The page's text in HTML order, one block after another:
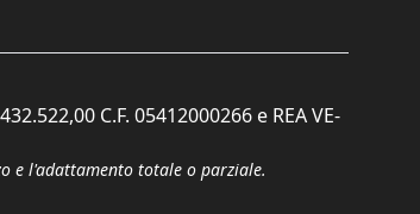
C.F. 05412000266 e REA VE-
e l'adattamento totale o parziale.